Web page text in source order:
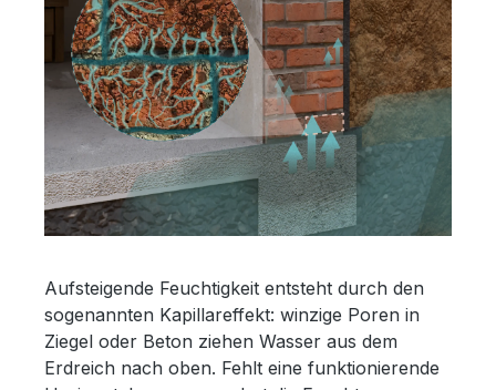
Aufsteigende Feuchtigkeit entsteht durch den
sogenannten Kapillareffekt: winzige Poren in
Ziegel oder Beton ziehen Wasser aus dem
Erdreich nach oben. Fehlt eine funktionierende